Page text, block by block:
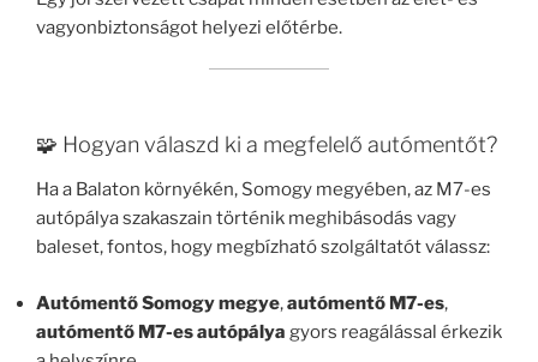
vagyonbiztonságot helyezi előtérbe.
🧩 Hogyan válaszd ki a megfelelő autómentőt?
Ha a Balaton környékén, Somogy megyében, az M7-es
autópálya szakaszain történik meghibásodás vagy
baleset, fontos, hogy megbízható szolgáltatót válassz:
Autómentő Somogy megye,autómentő M7-es,
autómentő M7-es autópálya gyors reagálással érkezik